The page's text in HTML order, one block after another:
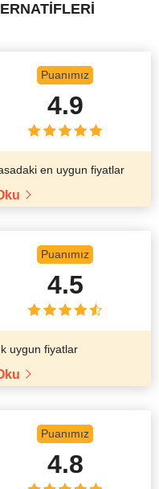
Puanımız
4.9
en uygun fiyatlar
Puanımız
4.5
uygun fiyatlar
Puanımız
4.8